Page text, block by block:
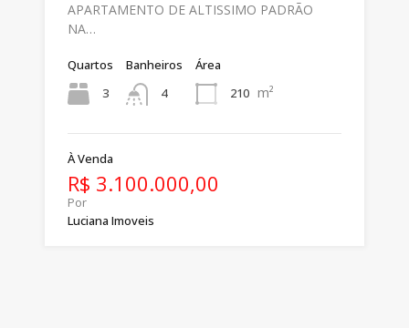
APARTAMENTO DE ALTISSIMO PADRÃO
NA…
Quartos
3
Banheiros
4
Área
210 m²
À Venda
R$ 3.100.000,00
Por
Luciana Imoveis